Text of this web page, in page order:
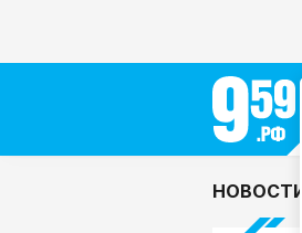
НОВОСТИ